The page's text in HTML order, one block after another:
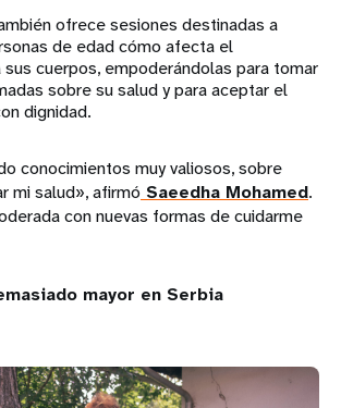
ofrece sesiones destinadas a
de edad cómo afecta el
cuerpos, empoderándolas para tomar
sobre su salud y para aceptar el
dignidad.
conocimientos muy valiosos, sobre
mi salud», afirmó Saeedha Mohamed.
con nuevas formas de cuidarme
mayor en Serbia